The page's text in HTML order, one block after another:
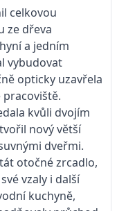
celkovou
ze dřeva
a jedním
vybudovat
opticky uzavřela
kvůli dvojím
nový větší
dveřmi.
otočné zrcadlo,
vzaly i další
kuchyně,